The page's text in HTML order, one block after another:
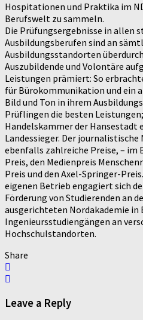
Hospitationen und Praktika im
Berufswelt zu sammeln.
Die Prüfungsergebnisse in allen
Ausbildungsberufen sind an
Ausbildungsstandorten
Auszubildende und Volontäre
Leistungen prämiert: So
für Bürokommunikation und ein
Bild und Ton in ihrem
Prüflingen die besten
Handelskammer der Hansestadt
Landessieger. Der journalistische
ebenfalls zahlreiche Preise, – im
Preis, den Medienpreis
Preis und den Axel-Springer-
eigenen Betrieb engagiert sich
Förderung von Studierenden an
ausgerichteten Nordakademie in
Ingenieursstudiengängen an
Hochschulstandorten.
Share
Leave a Reply